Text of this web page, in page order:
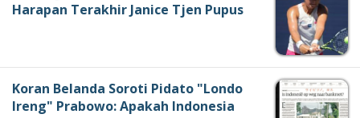
Harapan Terakhir Janice Tjen Pupus
Koran Belanda Soroti Pidato "Londo
Ireng" Prabowo: Apakah Indonesia